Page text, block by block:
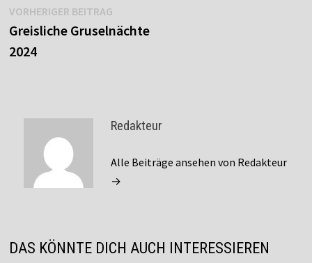
Beitragsnavigation
VORHERIGER BEITRAGVorheriger
Beitrag:
Greisliche Gruselnächte
2024
Redakteur
Alle Beiträge ansehen von Redakteur
→
DAS KÖNNTE DICH AUCH INTERESSIEREN